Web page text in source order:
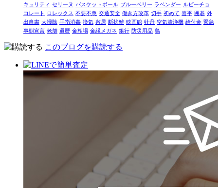
キュリティ セリーヌ バスケットボール ブルーベリー ラベンダー ルビーチョ
コレート
ロレックス 不要不急 交通安全 働き方改革 切手 初めて 喜平 囲碁 外
出自粛 大掃除 手指消毒 換気 敷居 断捨離 映画館 牡丹 空気清浄機 給付金 緊急
事態宣言 老舗 還暦 金相場 金縁メガネ 銀行 防災用品 鳥
このブログを購読する